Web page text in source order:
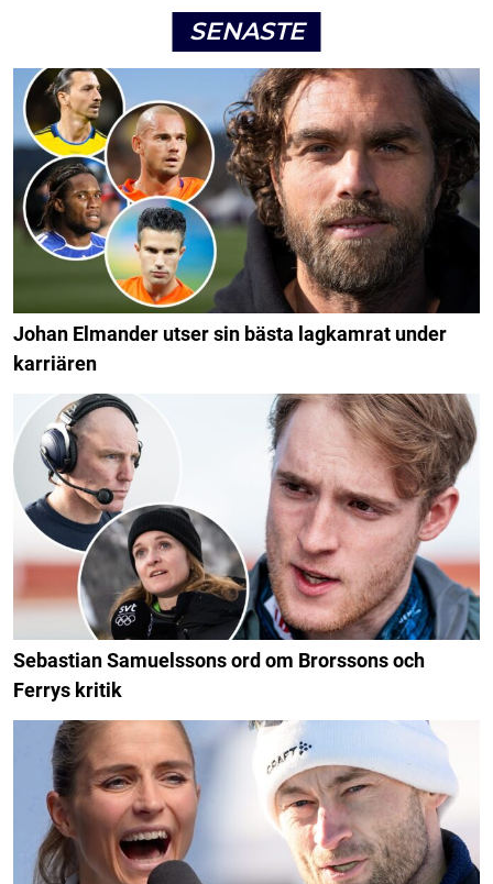
SENASTE
Johan Elmander utser sin bästa lagkamrat under
karriären
Sebastian Samuelssons ord om Brorssons och
Ferrys kritik